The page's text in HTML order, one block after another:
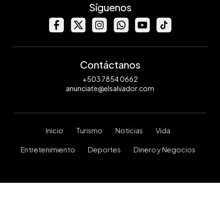
Síguenos
Contáctanos
+503 7854 0662
anunciate@elsalvador.com
Inicio Turismo Noticias Vida
Entretenimiento Deportes Dinero y Negocios